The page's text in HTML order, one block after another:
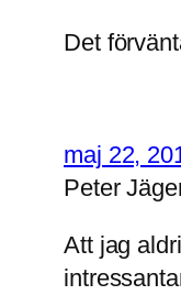
Det
maj 22,
Peter
Att jag